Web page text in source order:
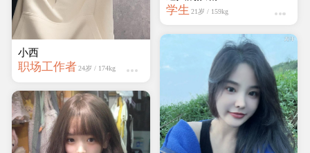
小西
职场工作者 24岁 / 174kg
学生 21岁 / 159kg